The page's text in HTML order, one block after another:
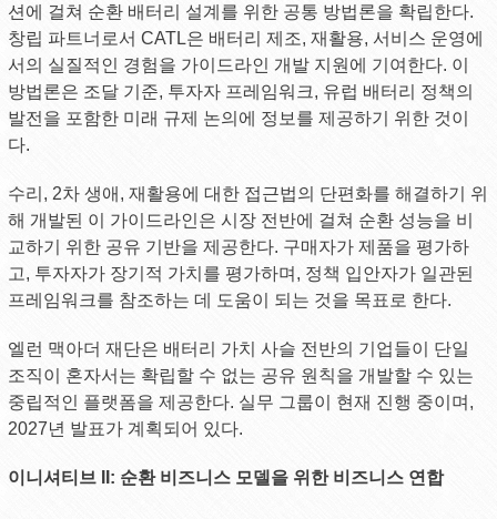
션에 걸쳐 순환 배터리 설계를 위한 공통 방법론을 확립한다.
창립 파트너로서 CATL은 배터리 제조, 재활용, 서비스 운영에
서의 실질적인 경험을 가이드라인 개발 지원에 기여한다. 이
방법론은 조달 기준, 투자자 프레임워크, 유럽 배터리 정책의
발전을 포함한 미래 규제 논의에 정보를 제공하기 위한 것이
다.
수리, 2차 생애, 재활용에 대한 접근법의 단편화를 해결하기 위
해 개발된 이 가이드라인은 시장 전반에 걸쳐 순환 성능을 비
교하기 위한 공유 기반을 제공한다. 구매자가 제품을 평가하
고, 투자자가 장기적 가치를 평가하며, 정책 입안자가 일관된
프레임워크를 참조하는 데 도움이 되는 것을 목표로 한다.
엘런 맥아더 재단은 배터리 가치 사슬 전반의 기업들이 단일
조직이 혼자서는 확립할 수 없는 공유 원칙을 개발할 수 있는
중립적인 플랫폼을 제공한다. 실무 그룹이 현재 진행 중이며,
2027년 발표가 계획되어 있다.
이니셔티브 II: 순환 비즈니스 모델을 위한 비즈니스 연합